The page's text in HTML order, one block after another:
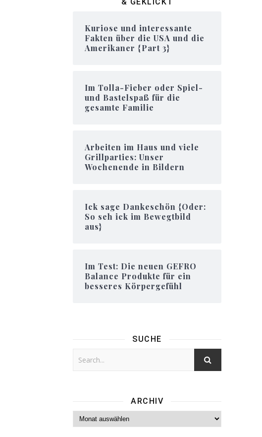
& GEKLICKT
Kuriose und interessante
Fakten über die USA und die
Amerikaner {Part 3}
Im Tolla-Fieber oder Spiel-
und Bastelspaß für die
gesamte Familie
Arbeiten im Haus und viele
Grillparties: Unser
Wochenende in Bildern
Ick sage Dankeschön {Oder:
So seh ick im Bewegtbild
aus}
Im Test: Die neuen GEFRO
Balance Produkte für ein
besseres Körpergefühl
SUCHE
ARCHIV
Archiv